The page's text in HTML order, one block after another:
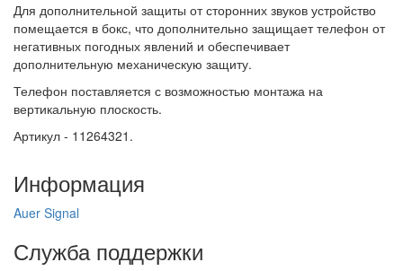
Для дополнительной защиты от сторонних звуков устройство
помещается в бокс, что дополнительно защищает телефон от
негативных погодных явлений и обеспечивает
дополнительную механическую защиту.
Телефон поставляется с возможностью монтажа на
вертикальную плоскость.
Артикул - 11264321.
Информация
Auer Signal
Служба поддержки